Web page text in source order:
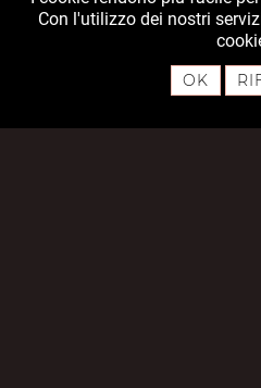
Con l'utilizzo dei nostri
OK